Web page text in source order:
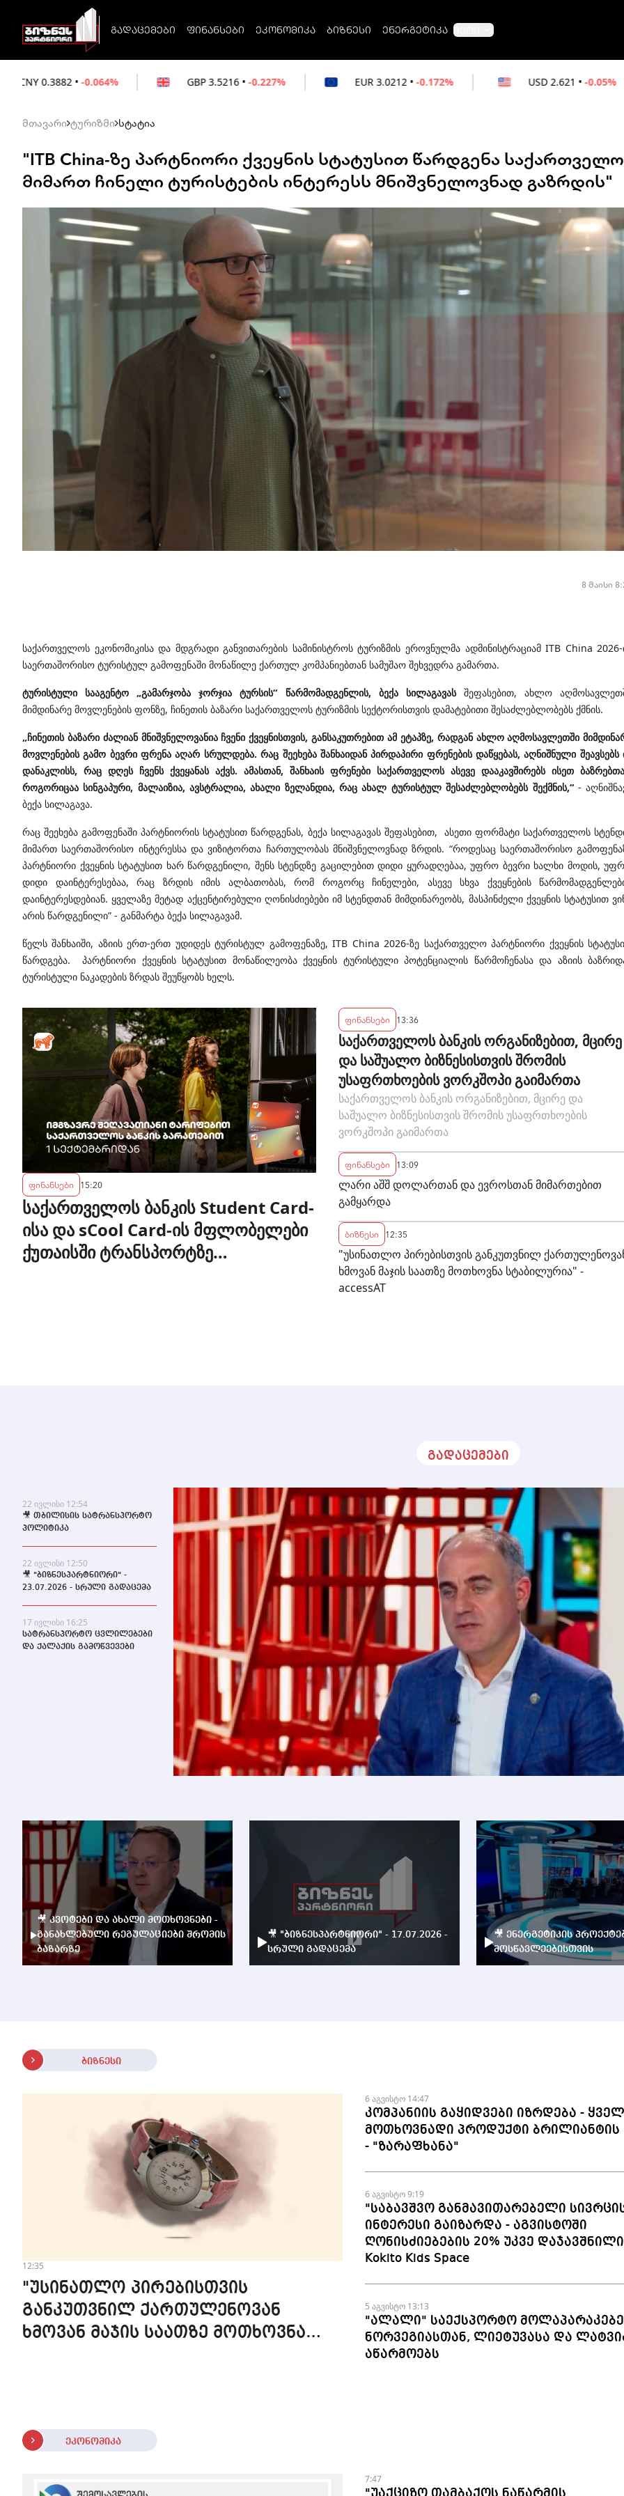
გადაცემები ფინანსები ეკონომიკა ბიზნესი ენერგეტიკა მეტი
GBP • -0.227% EUR • -0.172% USD -0.05% RUB
მთავარი ტურიზმი სტატია
"ITB China-ზე პარტნიორი ქვეყნის სტატუსით წარდგენა
მიმართ ჩინელი ტურისტების ინტერესს მნიშვნელოვნად გაზრდის"
8 მაისი
საქართველოს ეკონომიკისა და მდგრადი განვითარების სამინისტროს ტურიზმის ეროვნულმა ადმინისტრაციამ ITB China 2026-
საერთაშორისო ტურისტულ გამოფენაში მონაწილე ქართულ კომპანიებთან სამუშაო შეხვედრა გამართა.
ტურისტული სააგენტო „გამარჯობა ჯორჯია ტურსის“ წარმომადგენლის, ბექა სილაგავასშეფასებით, ახლო
მიმდინარე მოვლენების ფონზე, ჩინეთის ბაზარი საქართველოს ტურიზმის სექტორისთვის დამატებითი შესაძლებლობებს ქმნის.
„ჩინეთის ბაზარი ძალიან მნიშვნელოვანია ჩვენი ქვეყნისთვის, განსაკუთრებით ამ ეტაპზე, რადგან ახლო აღმოსავლეთში
მოვლენების გამო ბევრი ფრენა აღარ სრულდება. რაც შეეხება შანხაიდან პირდაპირი ფრენების დაწყებას, აღნიშნული შეავსებს
დანაკლისს, რაც დღეს ჩვენს ქვეყანას აქვს. ამასთან, შანხაის ფრენები საქართველოს ასევე დააკავშირებს ისეთ
როგორიცაა სინგაპური, მალაიზია, ავსტრალია, ახალი ზელანდია, რაც ახალ ტურისტულ შესაძლებლობებს შექმნის,“ -
ბექა სილაგავა.
რაც შეეხება გამოფენაში პარტნიორის სტატუსით წარდგენას, ბექა სილაგავას შეფასებით, ასეთი ფორმატი საქართველოს
მიმართ საერთაშორისო ინტერესსა და ვიზიტორთა ჩართულობას მნიშვნელოვნად ზრდის. “როდესაც საერთაშორისო
პარტნიორი ქვეყნის სტატუსით ხარ წარდგენილი, შენს სტენდზე გაცილებით დიდი ყურადღებაა, უფრო ბევრი ხალხი მოდის,
დიდი დაინტერესებაა, რაც ზრდის იმის ალბათობას, რომ როგორც ჩინელები, ასევე სხვა ქვეყნების
დაინტერესდებიან. ყველაზე მეტად აქცენტირებული ღონისძიებები იმ სტენდთან მიმდინარეობს, მასპინძელი ქვეყნის სტატუსით
არის წარდგენილი” - განმარტა ბექა სილაგავამ.
წელს შანხაიში, აზიის ერთ-ერთ უდიდეს ტურისტულ გამოფენაზე, ITB China 2026-ზე საქართველო პარტნიორი ქვეყნის
წარდგება. პარტნიორი ქვეყნის სტატუსით მონაწილეობა ქვეყნის ტურისტული პოტენციალის წარმოჩენასა და აზიის
ტურისტული ნაკადების ზრდას შეუწყობს ხელს.
ფინანსები 15:20
საქართველოს ბანკის Student Card-
ისა და sCool Card-ის მფლობელები
ქუთაისში ტრანსპორტზე
ფინანსები 13:36
საქართველოს ბანკის ორგანიზებით, მცირე
და საშუალო ბიზნესისთვის შრომის
უსაფრთხოების ვორკშოპი გაიმართა
საქართველოს ბანკის ორგანიზებით, მცირე და
საშუალო ბიზნესისთვის შრომის უსაფრთხოების
ვორკშოპი გაიმართა
ფინანსები 13:09
ლარი აშშ დოლართან და ევროსთან მიმართებით
გამყარდა
ბიზნესი 12:35
"უსინათლო პირებისთვის განკუთვნილ
ხმოვან მაჯის საათზე მოთხოვნა სტაბილურია" -
accessAT
გადაცემები
22 ივლისი 12:54
🎥 თბილისის სატრანსპორტო
პოლიტიკა
22 ივლისი 12:50
🎥 "ბიზნესპარტნიორი" -
23.07.2026 - სრული გადაცემა
17 ივლისი 16:25
სატრანსპორტო ცვლილებები
და ქალაქის გამოწვევები
🎥 კვოტები და ახალი მოთხოვნები -
განახლებული რეგულაციები შრომის
ბაზარზე
🎥 "ბიზნესპარტნიორი" - 17.07.2026 -
სრული გადაცემა
🎥 ენერგეტიკის
მოსწავლეებისთვის
ბიზნესი
12:35
"უსინათლო პირებისთვის
განკუთვნილ ქართულენოვან
ხმოვან მაჯის საათზე მოთხოვნა
6 აგვისტო 14:47
კომპანიის გაყიდვები იზრდება -
მოთხოვნადი პროდუქტი ბრილიანტის
- "ზარაფხანა"
6 აგვისტო 9:19
"საბავშვო განმავითარებელი
ინტერესი გაიზარდა - აგვისტოში
ღონისძიებების 20% უკვე
Kokito Kids Space
5 აგვისტო 13:13
"ალალი" საექსპორტო
ნორვეგიასთან, ლიეტუვასა და
აწარმოებს
ეკონომიკა
7:47
"უაქციზო თამბაქოს ნაწარმის